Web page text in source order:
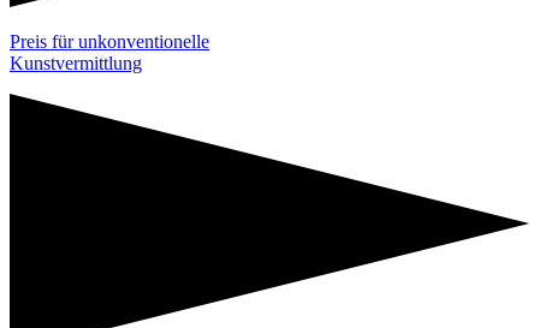
Preis für unkonventionelle
Kunstvermittlung